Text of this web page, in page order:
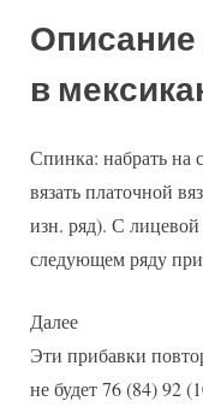
Описание
в
Спинка: набрать
вязать платочной
изн. ряд). С лицевой
следующем ряду
Далее
Эти прибавки
не будет 76 (84) 92